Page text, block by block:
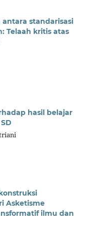
standarisasi
Telaah kritis atas
hasil belajar
Asketisme
ilmu dan